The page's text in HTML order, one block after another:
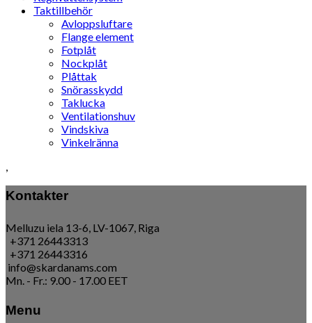
Taktillbehör
Avloppsluftare
Flange element
Fotplåt
Nockplåt
Plåttak
Snörasskydd
Taklucka
Ventilationshuv
Vindskiva
Vinkelränna
Kontakter
Melluzu iela 13-6, LV-1067, Riga
+371 26443313
+371 26443316
info@skardanams.com
Mn. - Fr.: 9.00 - 17.00 EET
Menu